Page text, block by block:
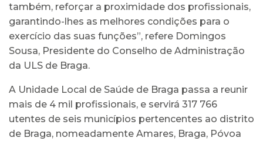
também, reforçar a proximidade dos profissionais,
garantindo-lhes as melhores condições para o
exercício das suas funções”, refere Domingos
Sousa, Presidente do Conselho de Administração
da ULS de Braga.
A Unidade Local de Saúde de Braga passa a reunir
mais de 4 mil profissionais, e servirá 317 766
utentes de seis municípios pertencentes ao distrito
de Braga, nomeadamente Amares, Braga, Póvoa